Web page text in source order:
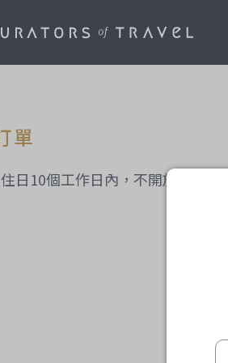
單
日10個工作日內，不開放預訂旅